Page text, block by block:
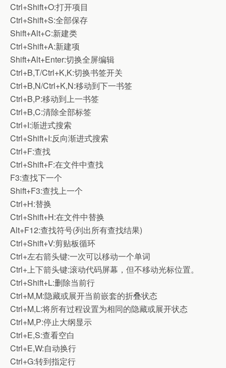
Ctrl+Shift+O:打开项目
Ctrl+Shift+S:全部保存
Shift+Alt+C:新建类
Ctrl+Shift+A:新建项
Shift+Alt+Enter:切换全屏编辑
Ctrl+B,T/Ctrl+K,K:切换书签开关
Ctrl+B,N/Ctrl+K,N:移动到下一书签
Ctrl+B,P:移动到上一书签
Ctrl+B,C:清除全部标签
Ctrl+I:渐进式搜索
Ctrl+Shift+I:反向渐进式搜索
Ctrl+F:查找
Ctrl+Shift+F:在文件中查找
F3:查找下一个
Shift+F3:查找上一个
Ctrl+H:替换
Ctrl+Shift+H:在文件中替换
Alt+F12:查找符号(列出所有查找结果)
Ctrl+Shift+V:剪贴板循环
Ctrl+左右箭头键:一次可以移动一个单词
Ctrl+上下箭头键:滚动代码屏幕，但不移动光标位置。
Ctrl+Shift+L:删除当前行
Ctrl+M,M:隐藏或展开当前嵌套的折叠状态
Ctrl+M,L:将所有过程设置为相同的隐藏或展开状态
Ctrl+M,P:停止大纲显示
Ctrl+E,S:查看空白
Ctrl+E,W:自动换行
Ctrl+G:转到指定行